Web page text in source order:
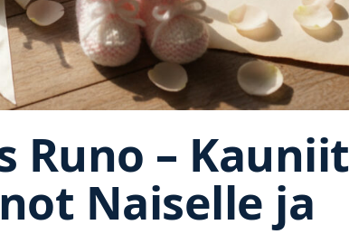
Runo – Kauniit
Naiselle ja